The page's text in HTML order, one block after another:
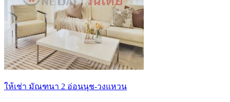
ให้เช่า มัณฑนา 2 อ่อนนุช-วงแหวน